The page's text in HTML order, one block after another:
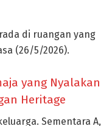
di ruangan yang
(26/5/2026).
yang Nyalakan
Heritage
Sementara A,